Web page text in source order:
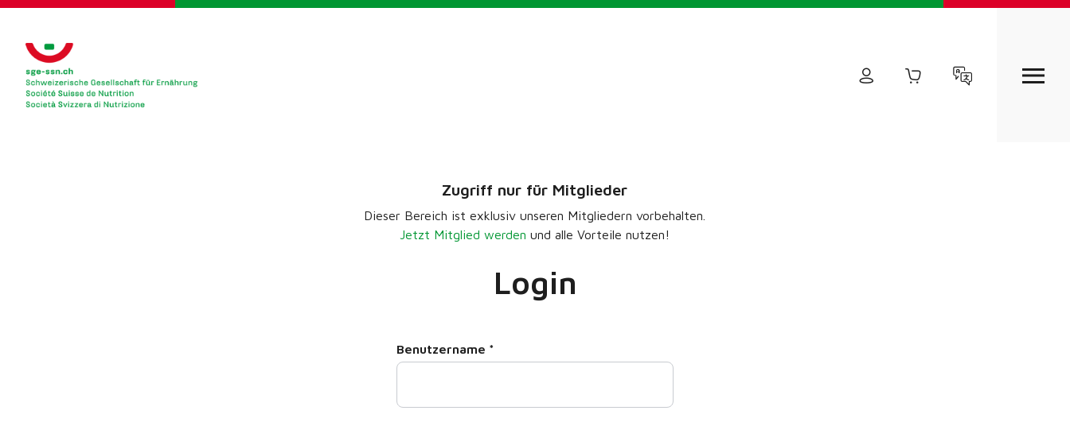
Zugriff nur für Mitglieder
Dieser Bereich ist exklusiv unseren Mitgliedern vorbehalten.
Jetzt Mitglied werden und alle Vorteile nutzen!
Login
Benutzername *